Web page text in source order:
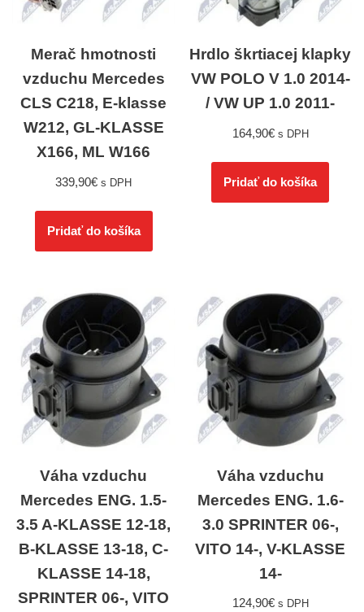
Merač hmotnosti
vzduchu Mercedes
CLS C218, E-klasse
W212, GL-KLASSE
X166, ML W166
339,90€ s DPH
Pridať do košíka
Hrdlo škrtiacej klapky
VW POLO V 1.0 2014-
/ VW UP 1.0 2011-
164,90€ s DPH
Pridať do košíka
Váha vzduchu
Mercedes ENG. 1.5-
3.5 A-KLASSE 12-18,
B-KLASSE 13-18, C-
KLASSE 14-18,
SPRINTER 06-, VITO
Váha vzduchu
Mercedes ENG. 1.6-
3.0 SPRINTER 06-,
VITO 14-, V-KLASSE
14-
124,90€ s DPH